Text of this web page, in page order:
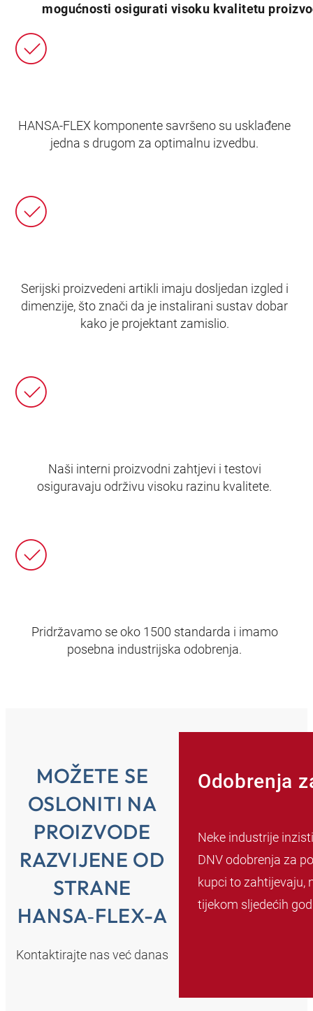
mogućnosti osigurati visoku kvalitetu
HANSA‑FLEX komponente savršeno su usklađene
jedna s drugom za optimalnu izvedbu.
Serijski proizvedeni artikli imaju dosljedan izgled i
dimenzije, što znači da je instalirani sustav dobar
kako je projektant zamislio.
Naši interni proizvodni zahtjevi i testovi
osiguravaju održivu visoku razinu kvalitete.
Pridržavamo se oko 1500 standarda i imamo
posebna industrijska odobrenja.
MOŽETE SE
OSLONITI NA
PROIZVODE
RAZVIJENE OD
STRANE
HANSA‑FLEX-A
Kontaktirajte nas već danas
Odobrenja
Neke industrije
DNV odobrenja za
kupci to zahtijevaju,
tijekom sljedećih